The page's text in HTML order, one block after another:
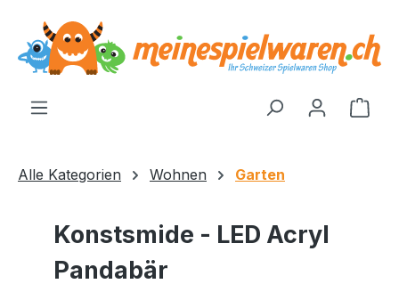
springen
Alle Kategorien Wohnen Garten
Konstsmide - LED Acryl
Pandabär